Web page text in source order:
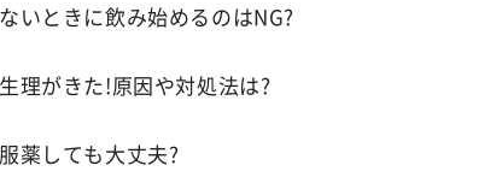
いときに飲み始めるのはNG?
理がきた!原因や対処法は?
薬しても大丈夫?